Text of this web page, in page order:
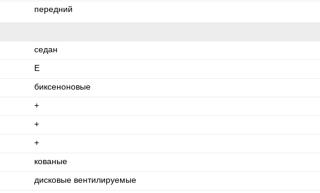
передний
седан
E
биксеноновые
+
+
+
кованые
дисковые вентилируемые